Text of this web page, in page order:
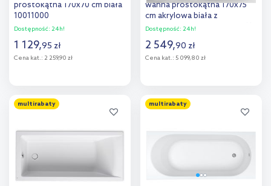
prostokątna 170x70 cm biała
10011000
Dostępność: 24h!
1 129,95 zł
Cena kat.: 2 259,90 zł
Dodaj do
porównania
wanna prostokątna 170x75
cm akrylowa biała z
parawanem nawannowym 115
18014000
Dostępność: 24h!
2 549,90 zł
Cena kat.: 5 099,80 zł
Dodaj do
porównania
multirabaty multirabaty